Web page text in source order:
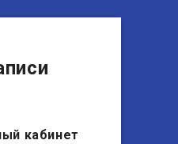
кабинет